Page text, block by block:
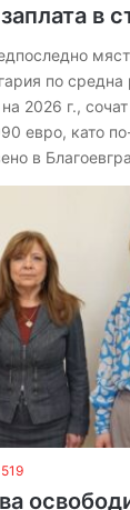
в
по средна
2026 г.,
евро, като
в